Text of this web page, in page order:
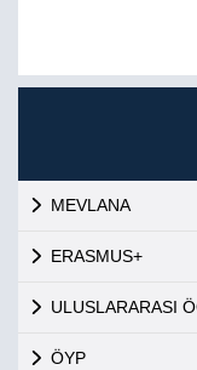
MEVLANA
ERASMUS+
ULUSLARARASI
ÖYP